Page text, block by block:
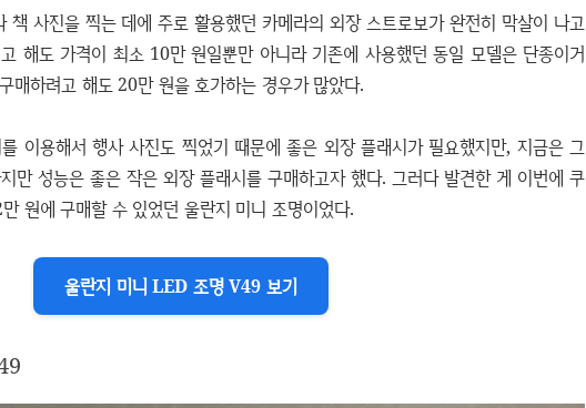
책 사진을 찍는 데에 주로 활용했던 카메라의 외장 스트로보가 완전히 막살이 나고
해도 가격이 최소 10만 원일뿐만 아니라 기존에 사용했던 동일 모델은 단종이거
매하려고 해도 20만 원을 호가하는 경우가 많았다.
이용해서 행사 사진도 찍었기 때문에 좋은 외장 플래시가 필요했지만, 지금은 그
만 성능은 좋은 작은 외장 플래시를 구매하고자 했다. 그러다 발견한 게 이번에 쿠
원에 구매할 수 있었던 울란지 미니 조명이었다.
울란지 미니 LED 조명 V49 보기